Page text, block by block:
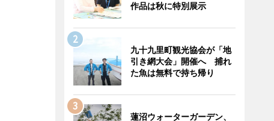
作品は秋に特別展示
九十九里町観光協会が「地
引き網大会」開催へ 捕れ
た魚は無料で持ち帰り
蓮沼ウォーターガーデン、